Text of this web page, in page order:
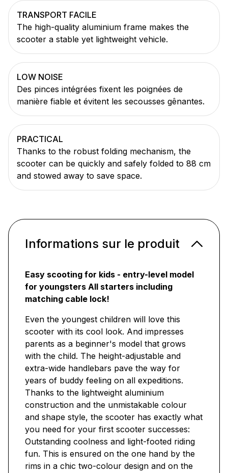
TRANSPORT FACILE
The high-quality aluminium frame makes the
scooter a stable yet lightweight vehicle.
LOW NOISE
Des pinces intégrées fixent les poignées de
manière fiable et évitent les secousses gênantes.
PRACTICAL
Thanks to the robust folding mechanism, the
scooter can be quickly and safely folded to 88 cm
and stowed away to save space.
Informations sur le produit
Easy scooting for kids - entry-level model
for youngsters All starters including
matching cable lock!
Even the youngest children will love this
scooter with its cool look. And impresses
parents as a beginner's model that grows
with the child. The height-adjustable and
extra-wide handlebars pave the way for
years of buddy feeling on all expeditions.
Thanks to the lightweight aluminium
construction and the unmistakable colour
and shape style, the scooter has exactly what
you need for your first scooter successes:
Outstanding coolness and light-footed riding
fun. This is ensured on the one hand by the
rims in a chic two-colour design and on the